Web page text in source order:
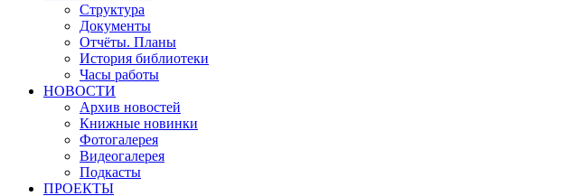
Структура
Документы
Отчёты. Планы
История библиотеки
Часы работы
НОВОСТИ
Архив новостей
Книжные новинки
Фотогалерея
Видеогалерея
Подкасты
ПРОЕКТЫ